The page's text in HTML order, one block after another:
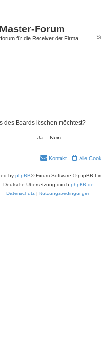
Forum
für die Receiver der Firma
des Boards löschen möchtest?
Alle
Kontakt
by phpBB® Forum Software © phpBB
Deutsche Übersetzung durch phpBB.de
Datenschutz | Nutzungsbedingungen